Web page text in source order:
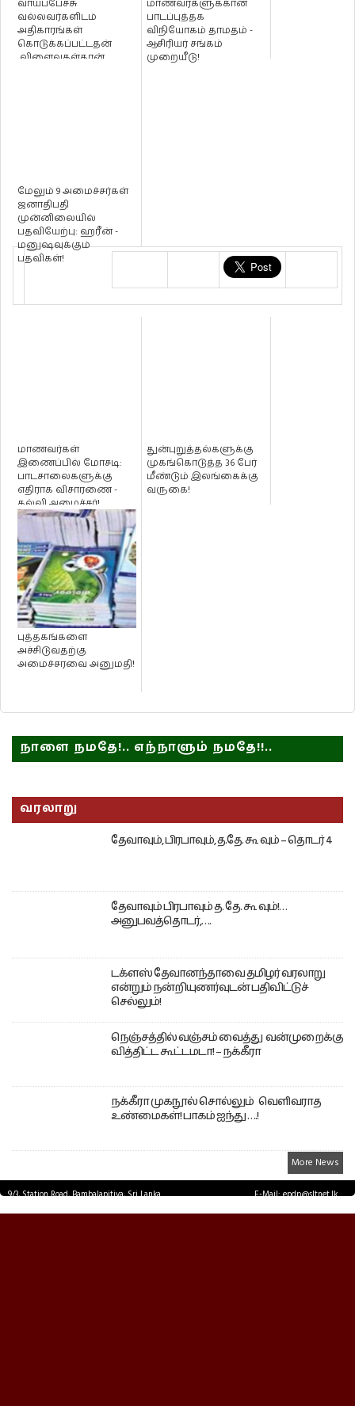
வாய்ப்பேச்சு
வல்லவர்களிடம்
அதிகாரங்கள்
கொடுக்கப்பட்டதன்
விளைவுகள்தான்
மாணவர்களுக்கான
பாடப்புத்தக
விநியோகம் தாமதம் -
ஆசிரியர் சங்கம்
முறையீடு!
மேலும் 9 அமைச்சர்கள்
ஜனாதிபதி
முன்னிலையில்
பதவியேற்பு: ஹரீன் -
மனுஷவுக்கும்
பதவிகள்!
மாணவர்கள்
இணைப்பில் மோசடி:
பாடசாலைகளுக்கு
எதிராக விசாரணை -
கல்வி அமைச்சர்!
துன்புறுத்தல்களுக்கு
முகங்கொடுத்த 36 பேர்
மீண்டும் இலங்கைக்கு
வருகை!
புத்தகங்களை
அச்சிடுவதற்கு
அமைச்சரவை அனுமதி!
நாளை நமதே!.. எந்நாளும் நமதே!!..
வரலாறு
தேவாவும், பிரபாவும், த.தே. கூ வும் – தொடர் 4
தேவாவும் பிரபாவும் த. தே. கூ வும்!…
அனுபவத்தொடர்,….
டக்ளஸ் தேவானந்தாவை தமிழர் வரலாறு
என்றும் நன்றியுணர்வுடன் பதிவிட்டுச்
செல்லும்!
நெஞ்சத்தில் வஞ்சம் வைத்து வன்முறைக்கு
வித்திட்ட கூட்டமடா! – நக்கீரா
நக்கீரா முகநூல் சொல்லும் வெளிவராத
உண்மைகள்! பாகம் ஐந்து ….!
More News
9/3, Station Road, Bambalapitiya, Sri Lanka.
E-Mail: epdp@sltnet.lk